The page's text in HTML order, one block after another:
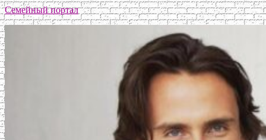
Семейный портал